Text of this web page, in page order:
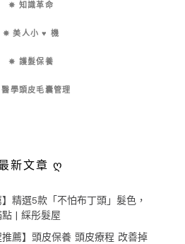
✵ 知識革命
✵ 美人小 ♥ 機
✵ 護髮保養
學頭皮毛囊管理
新文章 ღ
】精選5款「不怕布丁頭」髮色，
| 綵彤髮屋
推薦】頭皮保養 頭皮療程 改善掉